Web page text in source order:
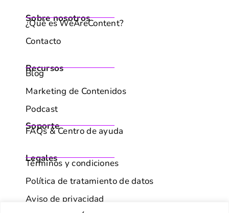
Sobre nosotros
¿Qué es WeAreContent?
Contacto
Recursos
Blog
Marketing de Contenidos
Podcast
Soporte
FAQs & Centro de ayuda
Legales
Términos y condiciones
Política de tratamiento de datos
Aviso de privacidad